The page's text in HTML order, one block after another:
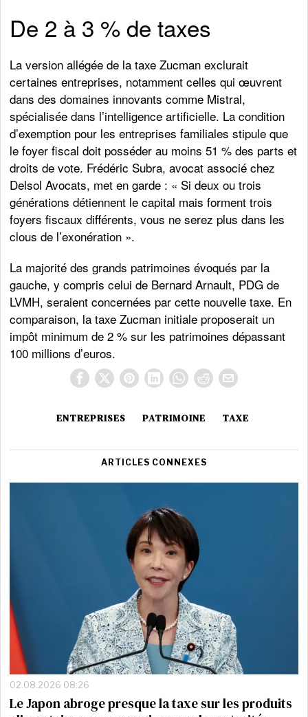
De 2 à 3 % de taxes
La version allégée de la taxe Zucman exclurait
certaines entreprises, notamment celles qui œuvrent
dans des domaines innovants comme Mistral,
spécialisée dans l’intelligence artificielle. La condition
d’exemption pour les entreprises familiales stipule que
le foyer fiscal doit posséder au moins 51 % des parts et
droits de vote. Frédéric Subra, avocat associé chez
Delsol Avocats, met en garde : « Si deux ou trois
générations détiennent le capital mais forment trois
foyers fiscaux différents, vous ne serez plus dans les
clous de l’exonération ».
La majorité des grands patrimoines évoqués par la
gauche, y compris celui de Bernard Arnault, PDG de
LVMH, seraient concernées par cette nouvelle taxe. En
comparaison, la taxe Zucman initiale proposerait un
impôt minimum de 2 % sur les patrimoines dépassant
100 millions d’euros.
ENTREPRISES PATRIMOINE TAXE
ARTICLES CONNEXES
02.08.2026 08:26
Le Japon abroge presque la taxe sur les produits